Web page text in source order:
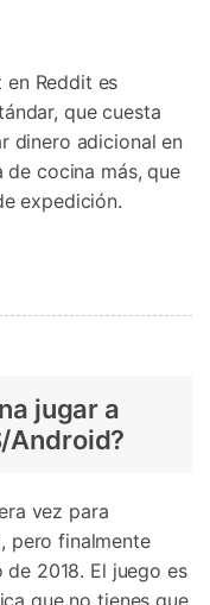
en Reddit es
que cuesta
dinero adicional en
de cocina más, que
expedición.
jugar a
Android?
vez para
pero finalmente
2018. El juego es
que no tienes que